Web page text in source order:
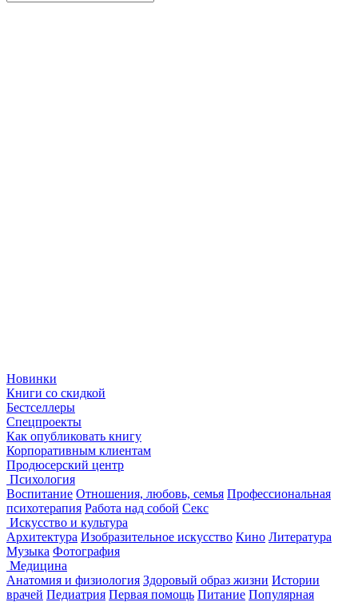
Новинки
Книги со скидкой
Бестселлеры
Спецпроекты
Как опубликовать книгу
Корпоративным клиентам
Продюсерский центр
Психология
Воспитание Отношения, любовь, семья Профессиональная
психотерапия Работа над собой Секс
Искусство и культура
Архитектура Изобразительное искусство Кино Литература
Музыка Фотография
Медицина
Анатомия и физиология Здоровый образ жизни Истории
врачей Педиатрия Первая помощь Питание Популярная